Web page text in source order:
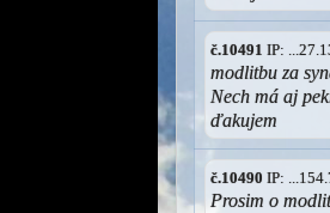
č.10491 IP:
modlitbu za
Nech má aj
ďakujem
č.10490 IP:
Prosim o